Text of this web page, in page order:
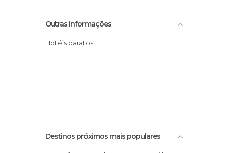
Outras informações
Hotéis baratos
Destinos próximos mais populares